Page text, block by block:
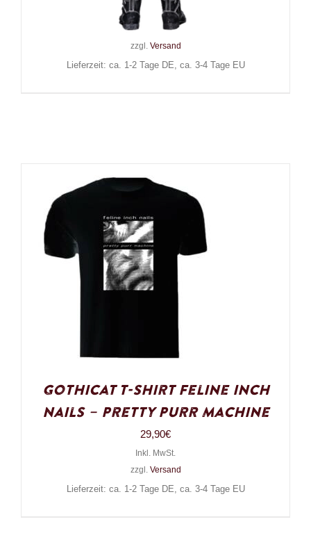
32,00€
Inkl. MwSt.
zzgl. Versand
Lieferzeit: ca. 1-2 Tage DE, ca. 3-4 Tage EU
Gothicat T-Shirt Feline Inch
Nails – Pretty Purr Machine
29,90€
Inkl. MwSt.
zzgl. Versand
Lieferzeit: ca. 1-2 Tage DE, ca. 3-4 Tage EU